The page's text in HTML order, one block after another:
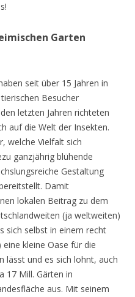
Garten
seit über 15 Jahren in
Besucher
letzten Jahren richteten
auf die Welt der Insekten.
welche Vielfalt sich
ganzjährig blühende
Gestaltung
Damit
lokalen Beitrag zu dem
(ja weltweiten)
sich selbst in einem recht
eine kleine Oase für die
lässt und es sich lohnt, auch
17 Mill. Gärten in
aus. Mit seinem